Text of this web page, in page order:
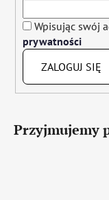
Wpisując swój
prywatności
ZALOGUJ SIĘ
Przyjmujemy